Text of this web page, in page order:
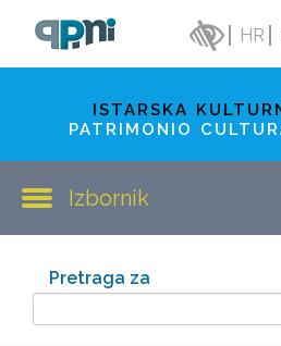
HR
ISTARSKA
PATRIMONIO
Izbornik
Pretraga za